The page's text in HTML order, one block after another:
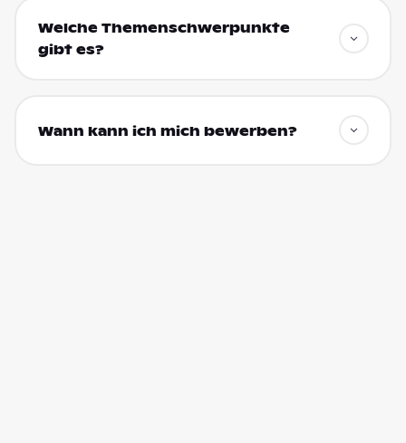
Welche Themenschwerpunkte
gibt es?
Wann kann ich mich bewerben?